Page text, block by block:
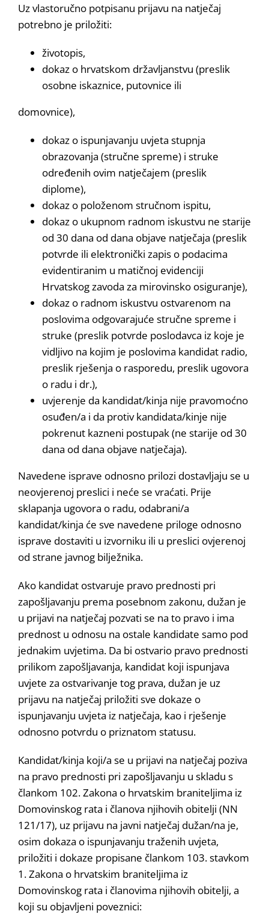
Uz vlastoručno potpisanu prijavu na natječaj
potrebno je priložiti:
životopis,
dokaz o hrvatskom državljanstvu (preslik
osobne iskaznice, putovnice ili
domovnice),
dokaz o ispunjavanju uvjeta stupnja
obrazovanja (stručne spreme) i struke
određenih ovim natječajem (preslik
diplome),
dokaz o položenom stručnom ispitu,
dokaz o ukupnom radnom iskustvu ne starije
od 30 dana od dana objave natječaja (preslik
potvrde ili elektronički zapis o podacima
evidentiranim u matičnoj evidenciji
Hrvatskog zavoda za mirovinsko osiguranje),
dokaz o radnom iskustvu ostvarenom na
poslovima odgovarajuće stručne spreme i
struke (preslik potvrde poslodavca iz koje je
vidljivo na kojim je poslovima kandidat radio,
preslik rješenja o rasporedu, preslik ugovora
o radu i dr.),
uvjerenje da kandidat/kinja nije pravomoćno
osuđen/a i da protiv kandidata/kinje nije
pokrenut kazneni postupak (ne starije od 30
dana od dana objave natječaja).
Navedene isprave odnosno prilozi dostavljaju se u
neovjerenoj preslici i neće se vraćati. Prije
sklapanja ugovora o radu, odabrani/a
kandidat/kinja će sve navedene priloge odnosno
isprave dostaviti u izvorniku ili u preslici ovjerenoj
od strane javnog bilježnika.
Ako kandidat ostvaruje pravo prednosti pri
zapošljavanju prema posebnom zakonu, dužan je
u prijavi na natječaj pozvati se na to pravo i ima
prednost u odnosu na ostale kandidate samo pod
jednakim uvjetima. Da bi ostvario pravo prednosti
prilikom zapošljavanja, kandidat koji ispunjava
uvjete za ostvarivanje tog prava, dužan je uz
prijavu na natječaj priložiti sve dokaze o
ispunjavanju uvjeta iz natječaja, kao i rješenje
odnosno potvrdu o priznatom statusu.
Kandidat/kinja koji/a se u prijavi na natječaj poziva
na pravo prednosti pri zapošljavanju u skladu s
člankom 102. Zakona o hrvatskim braniteljima iz
Domovinskog rata i članova njihovih obitelji (NN
121/17), uz prijavu na javni natječaj dužan/na je,
osim dokaza o ispunjavanju traženih uvjeta,
priložiti i dokaze propisane člankom 103. stavkom
1. Zakona o hrvatskim braniteljima iz
Domovinskog rata i članovima njihovih obitelji, a
koji su objavljeni poveznici: